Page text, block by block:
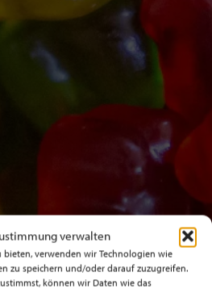
verwalten
bieten, verwenden wir Technologien wie
zu speichern und/oder darauf zuzugreifen.
können wir Daten wie das